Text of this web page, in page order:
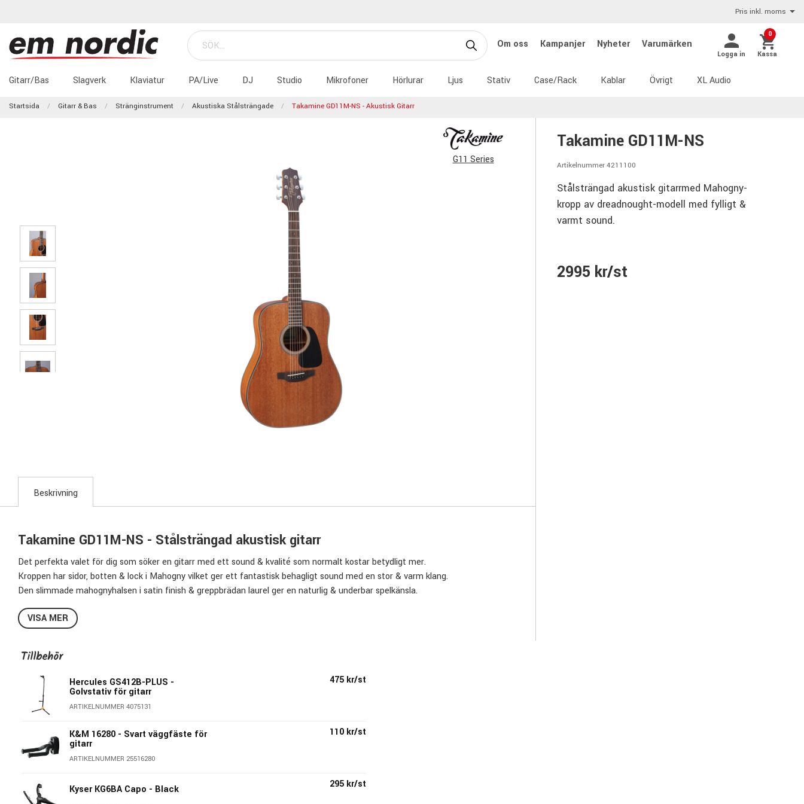
Pris inkl. moms
Om oss Kampanjer Nyheter Varumärken
Logga in
0
Kassa
Gitarr/Bas Slagverk Klaviatur PA/Live DJ Studio Mikrofoner Hörlurar Ljus Stativ Case/Rack Kablar Övrigt XL Audio
Startsida Gitarr & Bas Stränginstrument Akustiska Stålsträngade Takamine GD11M-NS - Akustisk Gitarr
G11 Series
Takamine GD11M-NS
Artikelnummer 4211100
Stålsträngad akustisk gitarrmed Mahogny-
kropp av dreadnought-modell med fylligt &
varmt sound.
2995 kr/st
Beskrivning
Takamine GD11M-NS - Stålsträngad akustisk gitarr
Det perfekta valet för dig som söker en gitarr med ett sound & kvalité som normalt kostar betydligt mer.
Kroppen har sidor, botten & lock i Mahogny vilket ger ett fantastisk behagligt sound med en stor & varm klang.
Den slimmade mahognyhalsen i satin finish & greppbrädan laurel ger en naturlig & underbar spelkänsla.
Specifikationer:
Typ:Stålsträngad akustisk gitarr
Bakstycke:Mahogny
Sidor:
Hals:Mahogny
Greppbräda: Laurel
Översadel:1.6732" (42.5 mm)
Takamine som företag startades redan år 1959 men det dröjde ända fram till 1962 innan man tog namnet Takamine. Namnet
VISA MER
Tillbehör
Hercules GS412B-PLUS -
Golvstativ för gitarr
ARTIKELNUMMER 4075131
475 kr/st
K&M 16280 - Svart väggfäste för
gitarr
ARTIKELNUMMER 25516280
110 kr/st
Kyser KG6BA Capo - Black 295 kr/st